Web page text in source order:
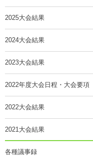
2025大会結果
2024大会結果
2023大会結果
2022年度大会日程・大会要項
2022大会結果
2021大会結果
各種議事録